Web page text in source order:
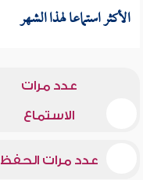
الأكثر استماعا لهذا الشهر
عدد مرات
الاستماع
عدد مرات الحفظ